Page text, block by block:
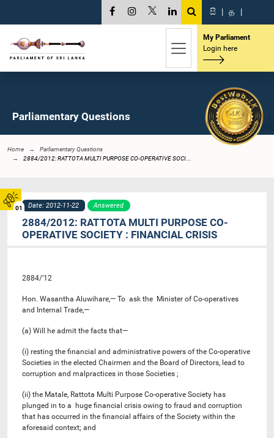
01
සි | த |
My Parliament
Login here
Parliamentary Questions
Home
Parliamentary Questions
2884/2012: RATTOTA MULTI PURPOSE CO-OPERATIVE SOCI...
Date: 2012-11-22 Answered
2884/2012: RATTOTA MULTI PURPOSE CO-
OPERATIVE SOCIETY : FINANCIAL CRISIS
2884/’12
Hon. Wasantha Aluwihare,— To ask the Minister of Co-operatives
and Internal Trade,—
(a) Will he admit the facts that—
(i) resting the financial and administrative powers of the Co-operative
Societies in the elected Chairmen and the Board of Directors, lead to
corruption and malpractices in those Societies ;
(ii) the Matale, Rattota Multi Purpose Co-operative Society has
plunged in to a huge financial crisis owing to fraud and corruption
that has occurred in the financial affairs of the Society within the
aforesaid context; and